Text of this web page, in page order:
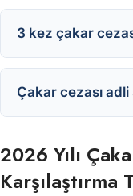
3 kez çakar
Çakar cezası
2026 Yılı
Karşılaştırma